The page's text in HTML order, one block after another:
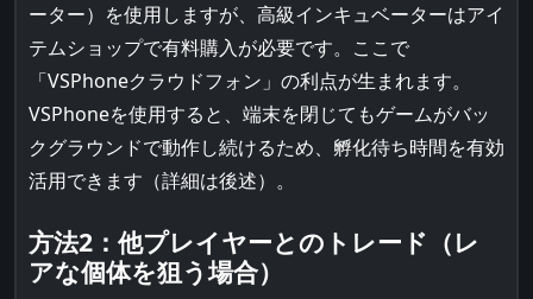
ーター）を使用しますが、高級インキュベーターはアイ
テムショップで有料購入が必要です。ここで
「VSPhoneクラウドフォン」の利点が生まれます。
VSPhoneを使用すると、端末を閉じてもゲームがバッ
クグラウンドで動作し続けるため、孵化待ち時間を有効
活用できます（詳細は後述）。
方法2：他プレイヤーとのトレード（レ
アな個体を狙う場合）